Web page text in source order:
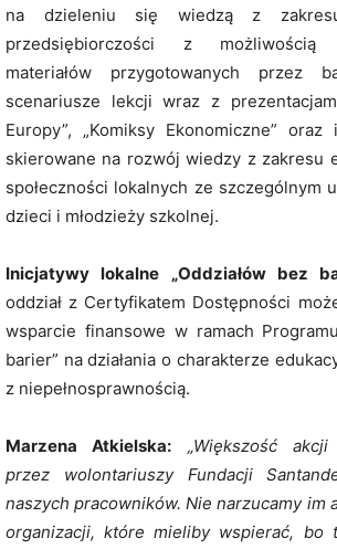
na dzieleniu się wiedzą z
przedsiębiorczości z możliwością
materiałów przygotowanych
scenariusze lekcji wraz z
Europy”, „Komiksy Ekonomiczne”
skierowane na rozwój wiedzy z zakresu
społeczności lokalnych ze szczególnym
dzieci i młodzieży szkolnej.
Inicjatywy lokalne „Oddziałów bez
oddział z Certyfikatem Dostępności
wsparcie finansowe w ramach
barier” na działania o charakterze
z niepełnosprawnością.
Marzena Atkielska:
„Większość
przez wolontariuszy Fundacji
naszych pracowników. Nie narzucamy im
organizacji, które mieliby wspierać, bo